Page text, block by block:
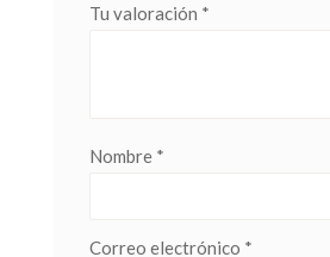
Tu valoración *
Nombre *
Correo electrónico *